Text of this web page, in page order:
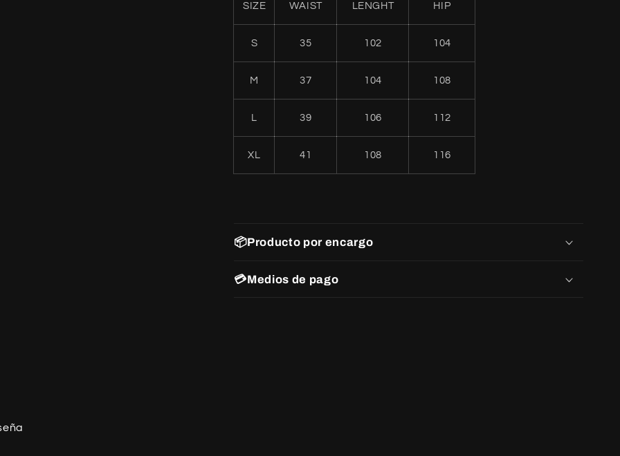
SIZE WAIST LENGHT HIP
S 35 102 104
M 37 104 108
L 39 106 112
XL 41 108 116
📦Producto por encargo
💳Medios de pago